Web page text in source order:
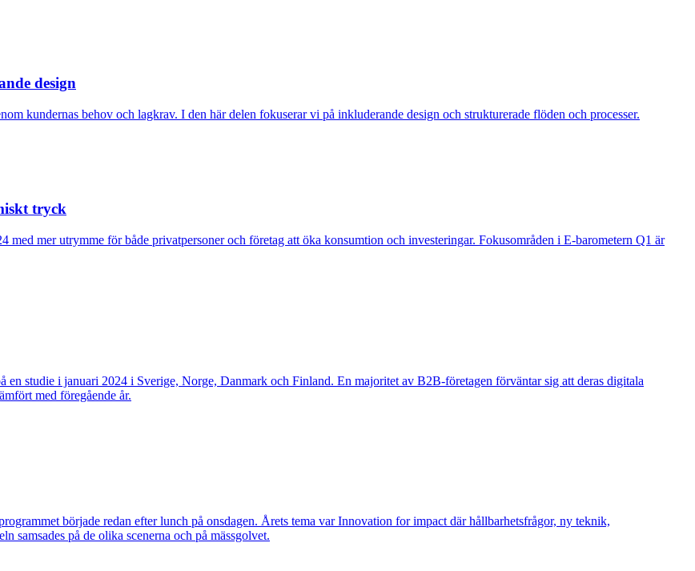
design
kundernas behov och lagkrav. I den här delen fokuserar vi på inkluderande design och strukturerade flöden och processer.
tryck
med mer utrymme för både privatpersoner och företag att öka konsumtion och investeringar. Fokusområden i E-barometern Q1 är
studie i januari 2024 i Sverige, Norge, Danmark och Finland. En majoritet av B2B-företagen förväntar sig att deras digitala
med föregående år.
började redan efter lunch på onsdagen. Årets tema var Innovation for impact där hållbarhetsfrågor, ny teknik,
samsades på de olika scenerna och på mässgolvet.